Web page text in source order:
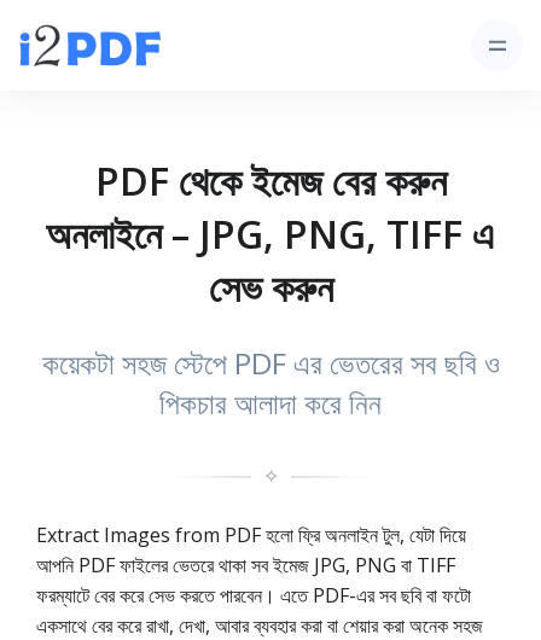
PDF থেকে ইমেজ বের করুন
অনলাইনে – JPG, PNG, TIFF এ
সেভ করুন
কয়েকটা সহজ স্টেপে PDF এর ভেতরের সব ছবি ও
পিকচার আলাদা করে নিন
✧
Extract Images from PDF হলো ফ্রি অনলাইন টুল, যেটা দিয়ে
আপনি PDF ফাইলের ভেতরে থাকা সব ইমেজ JPG, PNG বা TIFF
ফরম্যাটে বের করে সেভ করতে পারবেন। এতে PDF-এর সব ছবি বা ফটো
একসাথে বের করে রাখা, দেখা, আবার ব্যবহার করা বা শেয়ার করা অনেক সহজ